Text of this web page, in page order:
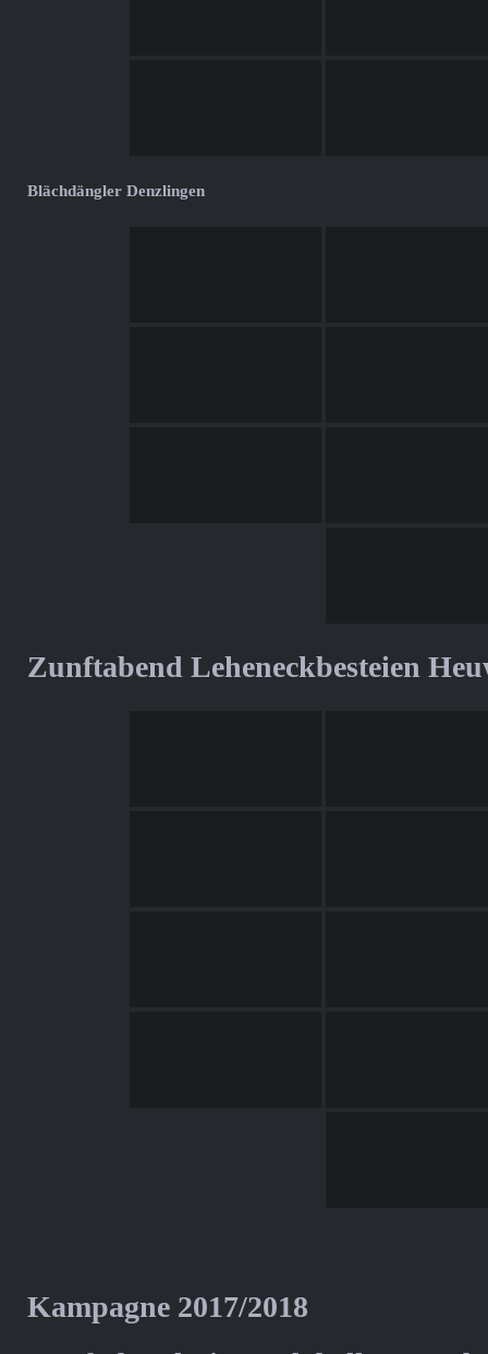
Blächdängler Denzlingen
Zunftabend Leheneckbesteien
Kampagne 2017/2018